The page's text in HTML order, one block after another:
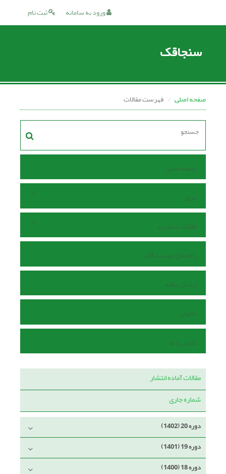
ثبت نام ورود به سامانه
سنجاقک
صفحه اصلی فهرست مقالات
صفحه اصلی
مرور
اطلاعات نشریه
راهنمای نویسندگان
ارسال مقاله
داوران
تماس با ما
مقالات آماده انتشار
شماره جاری
دوره 20 (1402)
دوره 19 (1401)
دوره 18 (1400)